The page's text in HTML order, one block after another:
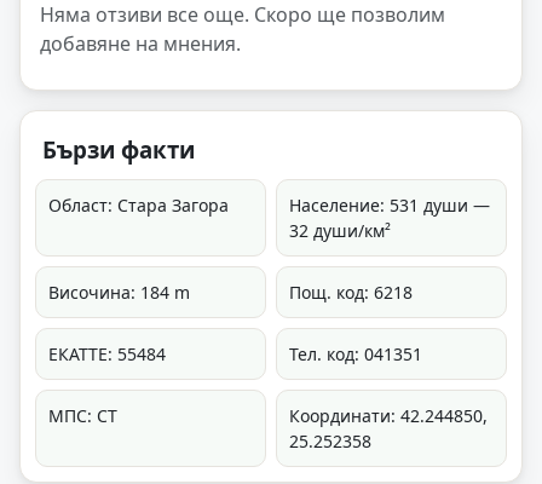
Няма отзиви все още. Скоро ще позволим
добавяне на мнения.
Бързи факти
Област: Стара Загора
Население: 531 души —
32 души/км²
Височина: 184 m Пощ. код: 6218
ЕКАТТЕ: 55484 Тел. код: 041351
МПС: СТ
Координати: 42.244850,
25.252358